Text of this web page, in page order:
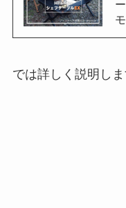
では詳しく説明しま